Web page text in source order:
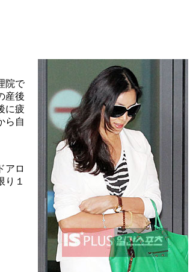
院で
産後
に疲
ら自
アロ
１